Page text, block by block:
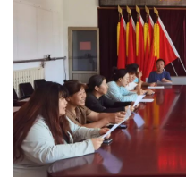
北京宣传文化引导基金
宣传思想文化人才
专题
资料库